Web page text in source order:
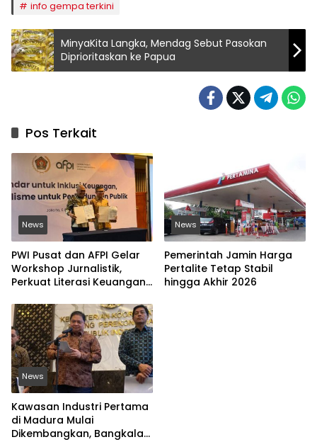
info gempa terkini
MinyaKita Langka, Mendag Sebut Pasokan
Diprioritaskan ke Papua
Pos Terkait
News
PWI Pusat dan AFPI Gelar
Workshop Jurnalistik,
Perkuat Literasi Keuangan
Ilegal
News
Pemerintah Jamin Harga
Pertalite Tetap Stabil
hingga Akhir 2026
News
Kawasan Industri Pertama
di Madura Mulai
Dikembangkan, Bangkalan